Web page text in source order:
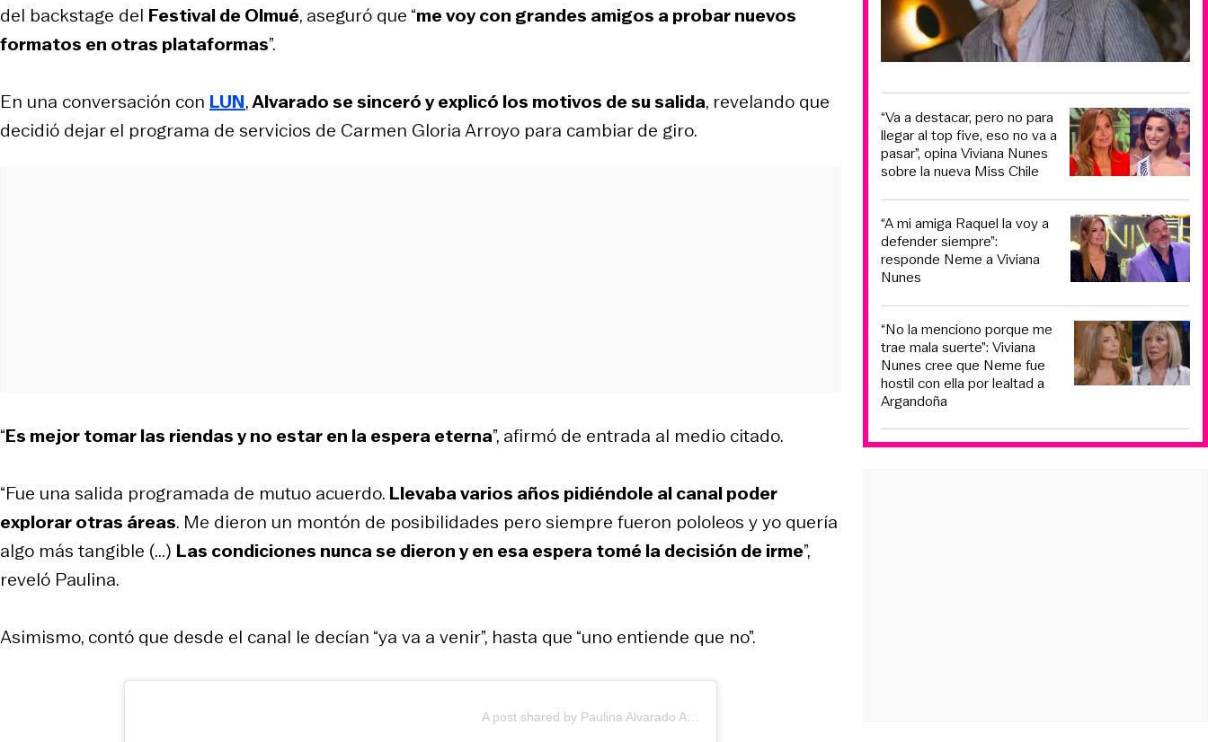
del backstage del Festival de Olmué, aseguró que “me voy con grandes amigos a probar nuevos
formatos en otras plataformas”.
En una conversación con LUN,Alvarado se sinceró y explicó los motivos de su salida, revelando que
decidió dejar el programa de servicios de Carmen Gloria Arroyo para cambiar de giro.
“Es mejor tomar las riendas y no estar en la espera eterna”, afirmó de entrada al medio citado.
“Fue una salida programada de mutuo acuerdo. Llevaba varios años pidiéndole al canal poder
explorar otras áreas. Me dieron un montón de posibilidades pero siempre fueron pololeos y yo quería
algo más tangible (...) Las condiciones nunca se dieron y en esa espera tomé la decisión de irme”,
reveló Paulina.
Asimismo, contó que desde el canal le decían “ya va a venir”, hasta que “uno entiende que no”.
A post shared by Paulina Alvarado Arellano (@la_paulialvarado)
“Va a destacar, pero no para
llegar al top five, eso no va a
pasar”, opina Viviana Nunes
sobre la nueva Miss Chile
“A mi amiga Raquel la voy a
defender siempre”:
responde Neme a Viviana
Nunes
“No la menciono porque me
trae mala suerte”: Viviana
Nunes cree que Neme fue
hostil con ella por lealtad a
Argandoña